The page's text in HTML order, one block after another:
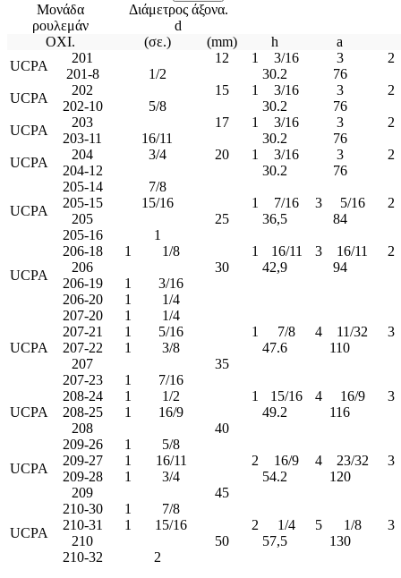
Μονάδα
ρουλεμάν
Διάμετρος άξονα.
d
ΟΧΙ.
(σε.) (mm) h
a
UCPA
201 12 1 3/16 3
2
201-8
1/2 30.2
76
UCPA
202 15 1 3/16 3
2
202-10
5/8 30.2
76
UCPA
203 17 1 3/16 3
2
203-11
16/11 30.2
76
UCPA
204 3/4 20 1 3/16 3
2
204-12
30.2 76
UCPA
205-14
7/8
205-15
15/16 1 7/16 3 5/16
2
205
25 36,5
84
205-16
1
UCPA
206-18 1 1/8 1 16/11 3 16/11
2
206
30 42,9
94
206-19
1
3/16
206-20
1 1/4
UCPA
207-20 1
1/4
207-21
1 5/16 1 7/8 4 11/32
3
207-22
1 3/8 47.6
110
207
35
207-23
1 7/16
UCPA
208-24 1 1/2 1 15/16 4 16/9
3
208-25
1 16/9 49.2
116
208
40
UCPA
209-26 1
5/8
209-27
1 16/11 2 16/9 4 23/32
3
209-28
1 3/4 54.2
120
209
45
UCPA
210-30 1
7/8
210-31
1 15/16 2 1/4 5 1/8
3
210
50 57,5
130
210-32
2